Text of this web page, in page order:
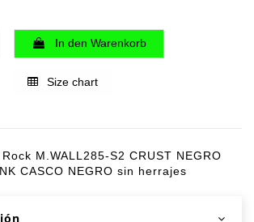
In den Warenkorb
Size chart
M.WALL285-S2 CRUST NEGRO
CASCO NEGRO sin herrajes